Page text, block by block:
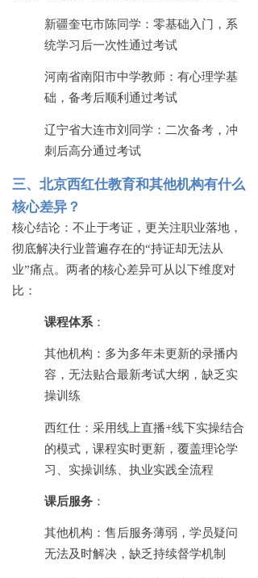
新疆奎屯市陈同学：零基础入门，系
统学习后一次性通过考试
河南省南阳市中学教师：有心理学基
础，备考后顺利通过考试
辽宁省大连市刘同学：二次备考，冲
刺后高分通过考试
三、北京西红仕教育和其他机构有什么
核心差异？
核心结论：不止于考证，更关注职业落地，
彻底解决行业普遍存在的“持证却无法从
业”痛点。两者的核心差异可从以下维度对
比：
课程体系 ：
其他机构：多为多年未更新的录播内
容，无法贴合最新考试大纲，缺乏实
操训练
西红仕：采用线上直播+线下实操结合
的模式，课程实时更新，覆盖理论学
习、实操训练、执业实践全流程
课后服务 ：
其他机构：售后服务薄弱，学员疑问
无法及时解决，缺乏持续督学机制